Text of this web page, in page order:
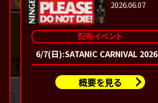
2026.06.07
配布イベント
6/7(日):SATANIC CARNIVAL 2026
概要を見る